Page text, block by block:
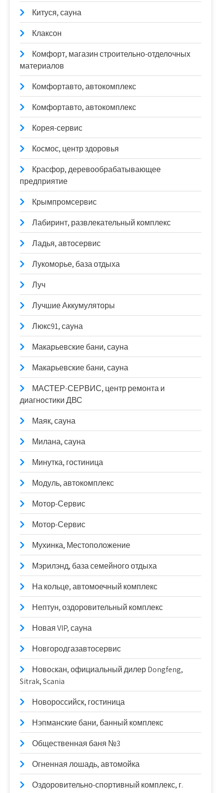
Китуся, сауна
Клаксон
Комфорт, магазин строительно-отделочных
материалов
Комфортавто, автокомплекс
Комфортавто, автокомплекс
Корея-сервис
Космос, центр здоровья
Красфор, деревообрабатывающее
предприятие
Крымпромсервис
Лабиринт, развлекательный комплекс
Ладья, автосервис
Лукоморье, база отдыха
Луч
Лучшие Аккумуляторы
Люкс91, сауна
Макарьевские бани, сауна
Макарьевские бани, сауна
МАСТЕР-СЕРВИС, центр ремонта и
диагностики ДВС
Маяк, сауна
Милана, сауна
Минутка, гостиница
Модуль, автокомплекс
Мотор-Сервис
Мотор-Сервис
Мухинка, Местоположение
Мэрилэнд, база семейного отдыха
На кольце, автомоечный комплекс
Нептун, оздоровительный комплекс
Новая VIP, сауна
Новгородгазавтосервис
Новоcкан, официальный дилер Dongfeng,
Sitrak, Scania
Новороссийск, гостиница
Нэпманские бани, банный комплекс
Общественная баня №3
Огненная лошадь, автомойка
Оздоровительно-спортивный комплекс, г.